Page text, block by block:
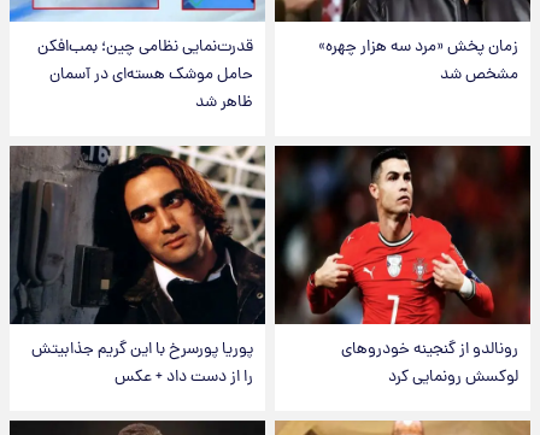
زمان پخش «مرد سه هزار چهره»
مشخص شد
قدرت‌نمایی نظامی چین؛ بمب‌افکن
حامل موشک هسته‌ای در آسمان
ظاهر شد
رونالدو از گنجینه خودروهای
لوکسش رونمایی کرد
پوریا پورسرخ با این گریم جذابیتش
را از دست داد + عکس